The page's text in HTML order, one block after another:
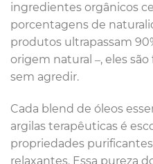
ingredientes orgânicos
porcentagens de
produtos ultrapassam
origem natural –, eles
sem agredir.
Cada blend de óleos
argilas terapêuticas é
propriedades
relaxantes. Essa pureza